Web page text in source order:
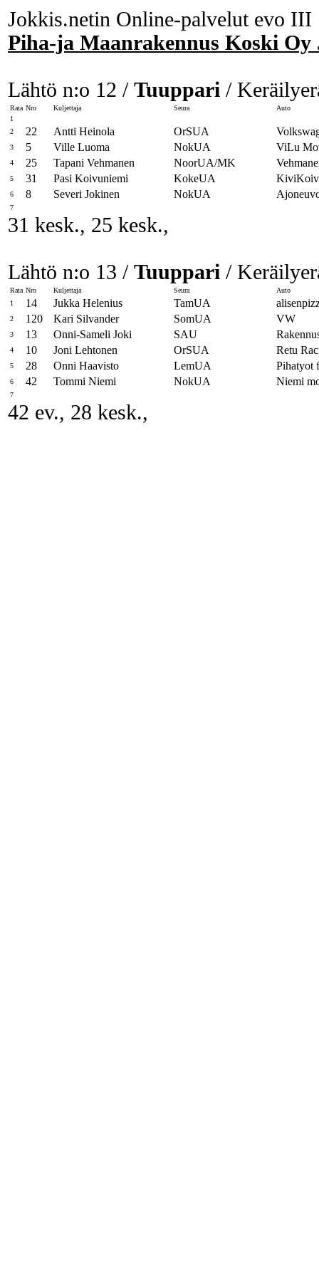
Jokkis.netin Online-palvelut evo III
Piha-ja Maanrakennus Koski Oy
Lähtö n:o 12 / Tuuppari /
Rata Nro Kuljettaja Seura
Auto
1
2
22 Antti Heinola OrSUA
3 5 Ville Luoma NokUA ViLu
4 25 Tapani Vehmanen NoorUA/MK
5 31 Pasi Koivuniemi KokeUA
6 8 Severi Jokinen NokUA
7
31 kesk., 25 kesk.,
Lähtö n:o 13 / Tuuppari /
Rata Nro Kuljettaja Seura
Auto
1
14 Jukka Helenius TamUA
2 120 Kari Silvander SomUA VW
3 13 Onni-Sameli Joki SAU
4 10 Joni Lehtonen OrSUA Retu
5 28 Onni Haavisto LemUA Pihatyot
6 42 Tommi Niemi NokUA Niemi
7
42 ev., 28 kesk.,